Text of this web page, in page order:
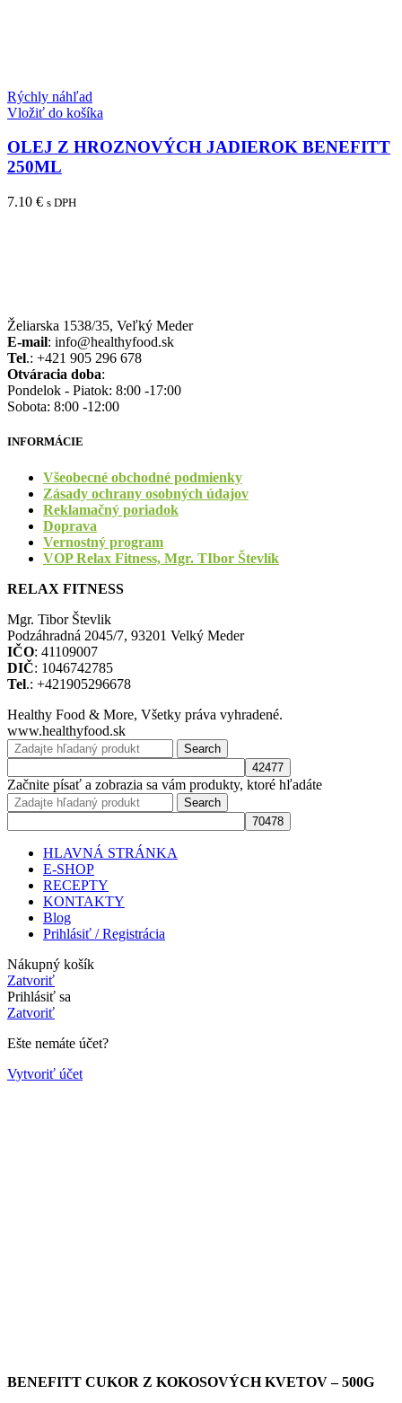
Rýchly náhľad
Vložiť do košíka
OLEJ Z HROZNOVÝCH JADIEROK BENEFITT
250ML
7.10 € s DPH
Želiarska 1538/35, Veľký Meder
E-mail: info@healthyfood.sk
Tel.: +421 905 296 678
Otváracia doba:
Pondelok - Piatok: 8:00 -17:00
Sobota: 8:00 -12:00
INFORMÁCIE
Všeobecné obchodné podmienky
Zásady ochrany osobných údajov
Reklamačný poriadok
Doprava
Vernostný program
VOP Relax Fitness, Mgr. TIbor Števlík
RELAX FITNESS
Mgr. Tibor Števlik
Podzáhradná 2045/7, 93201 Velký Meder
IČO: 41109007
DIČ: 1046742785
Tel.: +421905296678
Healthy Food & More, Všetky práva vyhradené.
www.healthyfood.sk
Search
Začnite písať a zobrazia sa vám produkty, ktoré hľadáte
Search
HLAVNÁ STRÁNKA
E-SHOP
RECEPTY
KONTAKTY
Blog
Prihlásiť / Registrácia
Nákupný košík
Zatvoriť
Prihlásiť sa
Zatvoriť
Ešte nemáte účet?
Vytvoriť účet
BENEFITT CUKOR Z KOKOSOVÝCH KVETOV – 500G